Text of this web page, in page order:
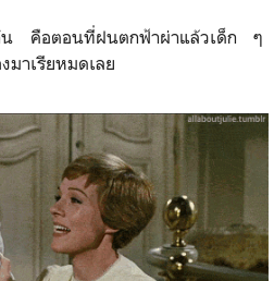
กัน คือตอนที่ฝนตกฟ้าผ่าแล้วเด็ก ๆ
มาเรียหมดเลย